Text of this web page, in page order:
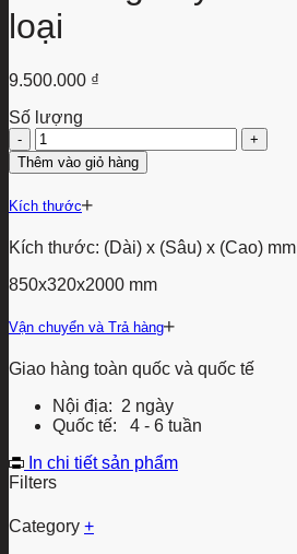
loại
9.500.000 ₫
Số lượng
Tủ
trưng
bày
cánh
loại
số
lượng
Thêm vào giỏ hàng
Kích thước
Kích thước: (Dài) x (Sâu) x (Cao) mm
850x320x2000 mm
Vận chuyển và Trả hàng
Giao hàng toàn quốc và quốc tế
Nội địa: 2 ngày
Quốc tế: 4 - 6 tuần
In chi tiết sản phẩm
Filters
Category +